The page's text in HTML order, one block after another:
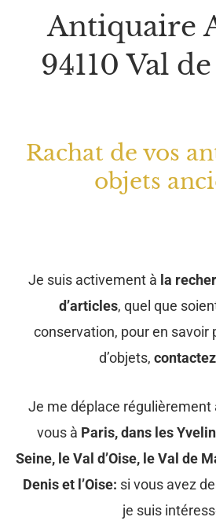
Antiquaire
94110 Val
Rachat de vos
objets
Je suis activement à la
d’articles, quel que
conservation, pour en savoir
d’objets,
Je me déplace régulièrement
vous à Paris, dans les
Seine, le Val d’Oise, le Val de
Denis et l’Oise: si vous avez
je suis